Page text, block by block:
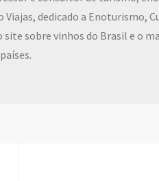
dedicado a Enoturismo,
site sobre vinhos do Brasil e o